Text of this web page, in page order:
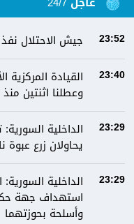
23:52 جيش الاحتلال
23:40
وعطلنا اثنتين
23:29
الداخلية
يحاولان زرع
23:29
الداخلية
استهداف جهة
وأسلحة بحوزتهما